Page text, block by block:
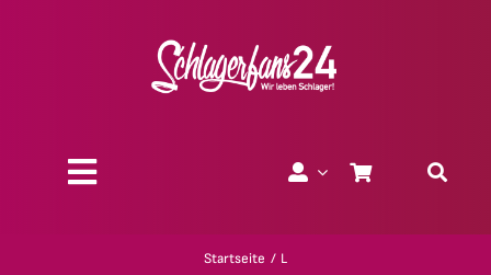
Toggle
Startseite L